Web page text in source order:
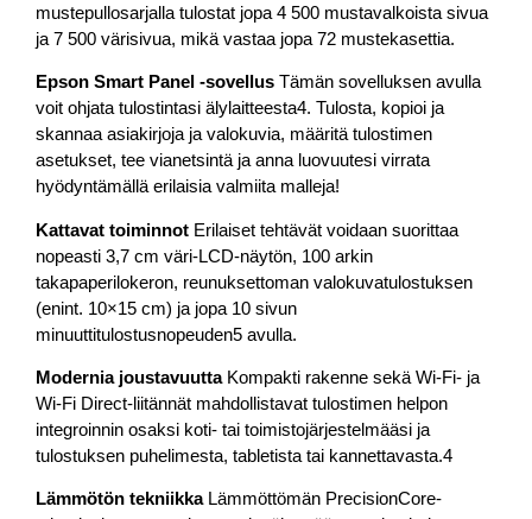
mustepullosarjalla tulostat jopa 4 500 mustavalkoista sivua
ja 7 500 värisivua, mikä vastaa jopa 72 mustekasettia.
Epson Smart Panel -sovellus Tämän sovelluksen avulla
voit ohjata tulostintasi älylaitteesta4. Tulosta, kopioi ja
skannaa asiakirjoja ja valokuvia, määritä tulostimen
asetukset, tee vianetsintä ja anna luovuutesi virrata
hyödyntämällä erilaisia valmiita malleja!
Kattavat toiminnot Erilaiset tehtävät voidaan suorittaa
nopeasti 3,7 cm väri-LCD-näytön, 100 arkin
takapaperilokeron, reunuksettoman valokuvatulostuksen
(enint. 10×15 cm) ja jopa 10 sivun
minuuttitulostusnopeuden5 avulla.
Modernia joustavuutta Kompakti rakenne sekä Wi-Fi- ja
Wi-Fi Direct-liitännät mahdollistavat tulostimen helpon
integroinnin osaksi koti- tai toimistojärjestelmääsi ja
tulostuksen puhelimesta, tabletista tai kannettavasta.4
Lämmötön tekniikkaLämmöttömän PrecisionCore-